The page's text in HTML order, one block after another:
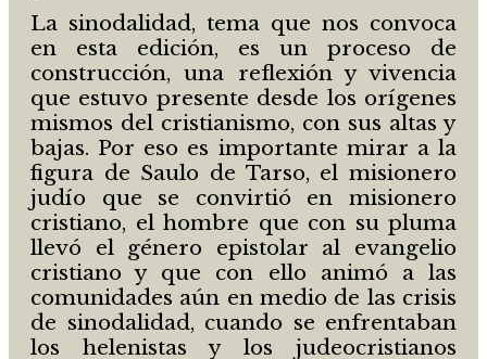
La sinodalidad, tema que nos convoca
en esta edición, es un proceso de
construcción, una reflexión y vivencia
que estuvo presente desde los orígenes
mismos del cristianismo, con sus altas y
bajas. Por eso es importante mirar a la
figura de Saulo de Tarso, el misionero
judío que se convirtió en misionero
cristiano, el hombre que con su pluma
llevó el género epistolar al evangelio
cristiano y que con ello animó a las
comunidades aún en medio de las crisis
de sinodalidad, cuando se enfrentaban
los helenistas y los judeocristianos